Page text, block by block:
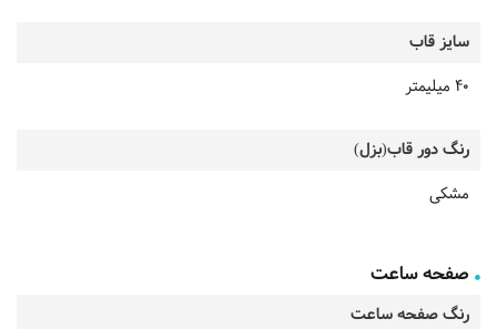
سایز قاب
40 میلیمتر
رنگ دور قاب(بزل)
مشکی
صفحه ساعت
رنگ صفحه ساعت